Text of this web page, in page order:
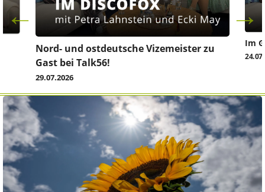
Nord- und ostdeutsche Vizemeister zu
Gast bei Talk56!
29.07.2026
Im